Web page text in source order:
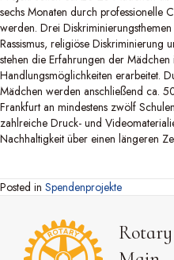
sechs Monaten durch professionelle
werden. Drei
Rassismus, religiöse Diskriminierung
stehen die Erfahrungen der
Handlungsmöglichkeiten erarbeitet.
Mädchen werden anschließend ca.
Frankfurt an mindestens zwölf
zahlreiche Druck- und
Nachhaltigkeit über einen längeren
Posted in Spendenprojekte